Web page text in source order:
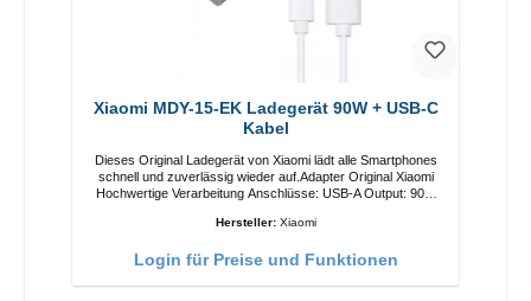
Xiaomi MDY-15-EK Ladegerät 90W + USB-C
Kabel
Dieses Original Ladegerät von Xiaomi lädt alle Smartphones
schnell und zuverlässig wieder auf.Adapter Original Xiaomi
Hochwertige Verarbeitung Anschlüsse: USB-A Output: 90W
Weiss
Hersteller: Xiaomi
Login für Preise und Funktionen